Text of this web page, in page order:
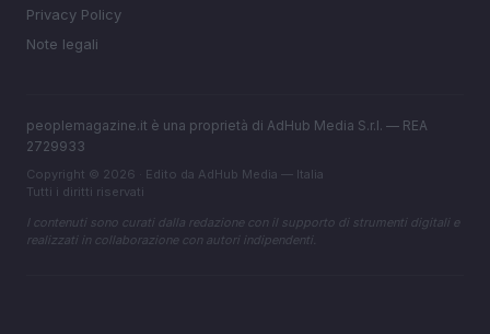
Privacy Policy
Note legali
peoplemagazine.it è una proprietà di AdHub Media S.r.l. — REA
2729933
Copyright © 2026 · Edito da AdHub Media — Italia
Tutti i diritti riservati
I contenuti sono curati dalla redazione con il supporto di strumenti digitali e
realizzati in collaborazione con autori indipendenti.